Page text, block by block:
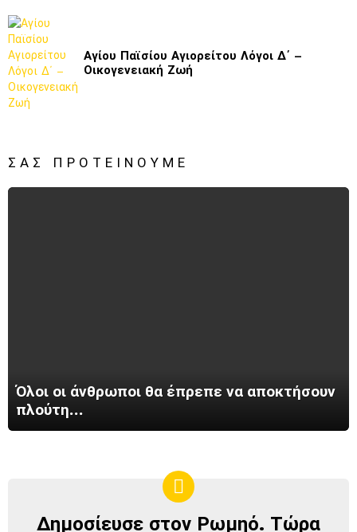
Αγίου Παϊσίου Αγιορείτου Λόγοι Δ΄ –
Οικογενειακή Ζωή
ΣΑΣ ΠΡΟΤΕΊΝΟΥΜΕ
Όλοι οι άνθρωποι θα έπρεπε να αποκτήσουν
πλούτη…
ΔΗΜΟΣΊΕΥΣΕ
Δημοσίευσε στον Ρωμηό. Τώρα